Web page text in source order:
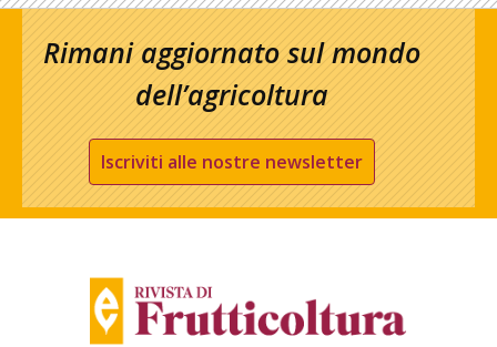
Rimani aggiornato sul mondo
dell’agricoltura
Iscriviti alle nostre newsletter